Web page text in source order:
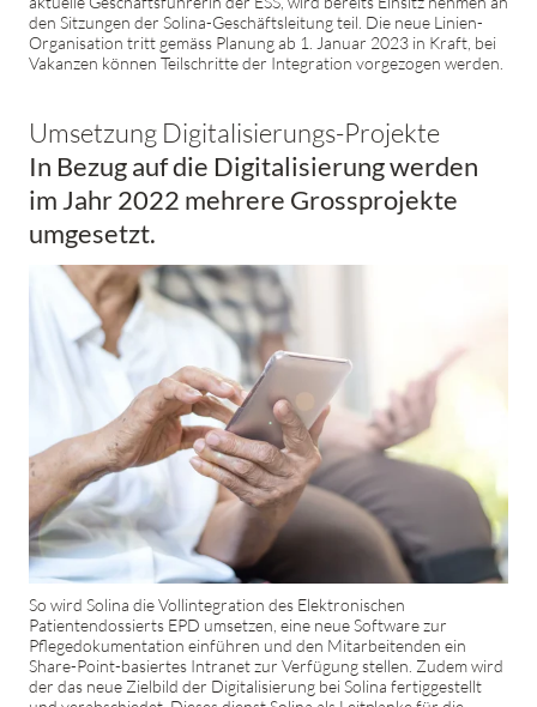
den Sitzungen der Solina-Geschäftsleitung teil. Die neue Linien-
Organisation tritt gemäss Planung ab 1. Januar 2023 in Kraft, bei
Vakanzen können Teilschritte der Integration vorgezogen werden.
Umsetzung Digitalisierungs-Projekte
In Bezug auf die Digitalisierung werden
im Jahr 2022 mehrere Grossprojekte
umgesetzt.
So wird Solina die Vollintegration des Elektronischen
Patientendossierts EPD umsetzen, eine neue Software zur
Pflegedokumentation einführen und den Mitarbeitenden ein
Share-Point-basiertes Intranet zur Verfügung stellen. Zudem wird
der das neue Zielbild der Digitalisierung bei Solina fertiggestellt